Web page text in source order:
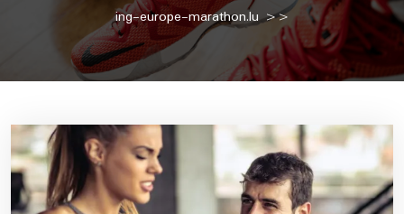
ing-europe-marathon.lu>>